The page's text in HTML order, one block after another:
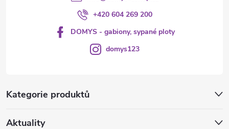
Kategorie produktů
Aktuality
+420 604 269 200
DOMYS - gabiony, sypané ploty
domys123